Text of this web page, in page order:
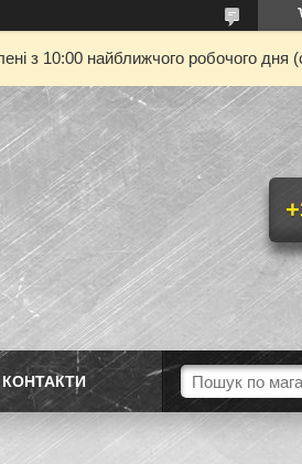
з 10:00 найближчого робочого дня
КОНТАКТИ